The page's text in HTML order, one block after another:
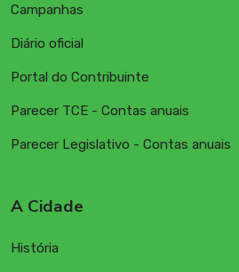
Campanhas
Diário oficial
Portal do Contribuinte
Parecer TCE - Contas anuais
Parecer Legislativo - Contas anuais
A Cidade
História